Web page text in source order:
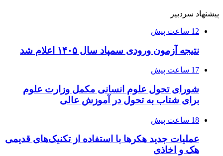
پیشنهاد سردبیر
12 ساعت پیش
نتیجه آزمون ورودی سمپاد سال ۱۴۰۵ اعلام شد
17 ساعت پیش
شورای تحول علوم انسانی مکمل وزارت علوم
برای شتاب به تحول در آموزش عالی
18 ساعت پیش
عملیات جدید هکرها با استفاده از تکنیک‌های قدیمی
هک و اخاذی